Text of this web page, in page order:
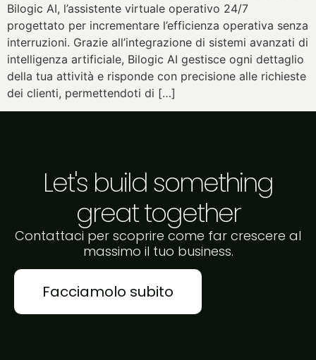
Bilogic AI, l’assistente virtuale operativo 24/7
progettato per incrementare l’efficienza operativa senza
interruzioni. Grazie all’integrazione di sistemi avanzati di
intelligenza artificiale, Bilogic AI gestisce ogni dettaglio
della tua attività e risponde con precisione alle richieste
dei clienti, permettendoti di […]
Let's build something
great together
Contattaci per scoprire come far crescere al
massimo il tuo business.
Facciamolo subito